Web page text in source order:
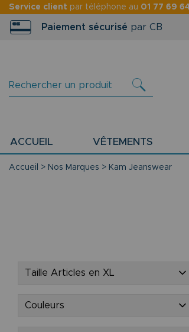
Service client par téléphone au 01 77 69
Paiement sécurisé par CB
ACCUEIL VÊTEMENTS
Accueil > Nos Marques > Kam Jeanswear
Taille Articles en XL
Couleurs